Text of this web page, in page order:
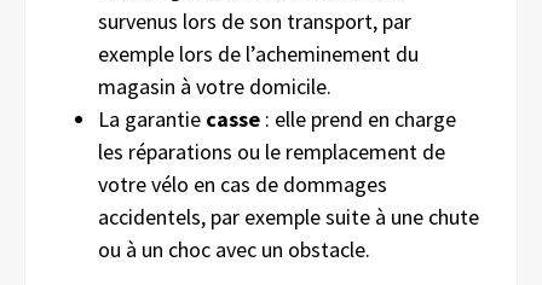
survenus lors de son transport, par
exemple lors de l’acheminement du
magasin à votre domicile.
La garantie casse : elle prend en charge
les réparations ou le remplacement de
votre vélo en cas de dommages
accidentels, par exemple suite à une chute
ou à un choc avec un obstacle.